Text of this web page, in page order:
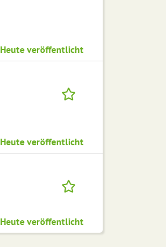
Heute veröffentlicht
Heute veröffentlicht
Heute veröffentlicht